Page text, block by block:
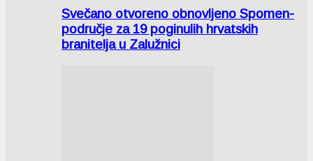
Svečano otvoreno obnovljeno Spomen-
područje za 19 poginulih hrvatskih
branitelja u Zalužnici